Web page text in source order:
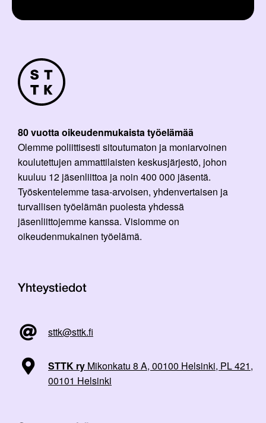
80 vuotta oikeudenmukaista työelämää
Olemme poliittisesti sitoutumaton ja moniarvoinen
koulutettujen ammattilaisten keskusjärjestö, johon
kuuluu 12 jäsenliittoa ja noin 400 000 jäsentä.
Työskentelemme tasa-arvoisen, yhdenvertaisen ja
turvallisen työelämän puolesta yhdessä
jäsenliittojemme kanssa. Visiomme on
oikeudenmukainen työelämä.
Yhteystiedot
sttk@sttk.fi
STTK ry Mikonkatu 8 A, 00100 Helsinki, PL 421,
00101 Helsinki